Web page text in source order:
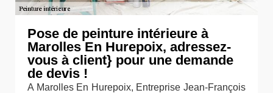
Pose de peinture intérieure à
Marolles En Hurepoix, adressez-
vous à client} pour une demande
de devis !
A Marolles En Hurepoix, Entreprise Jean-François